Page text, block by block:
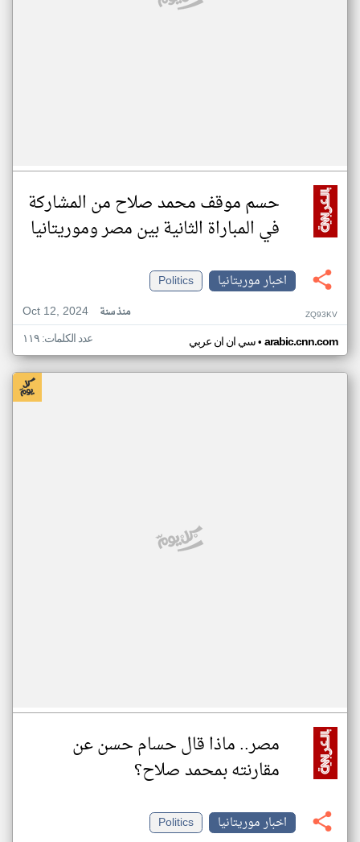
حسم موقف محمد صلاح من المشاركة
في المباراة الثانية بين مصر وموريتانيا
اخبار موريتانيا
Politics
Oct 12, 2024
منذ سنة ZQ93KV
سي ان ان عربي• arabic.cnn.com عدد الكلمات: ١١٩
مصر.. ماذا قال حسام حسن عن
مقارنته بمحمد صلاح؟
اخبار موريتانيا
Politics